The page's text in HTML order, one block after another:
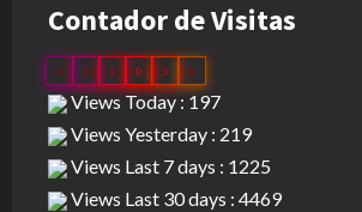
Contador de Visitas
0 3 1 0 3 0
Views Today : 197
Views Yesterday : 219
Views Last 7 days : 1225
Views Last 30 days : 4469